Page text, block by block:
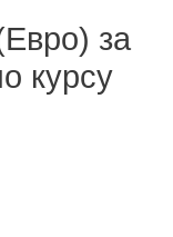
за
курсу